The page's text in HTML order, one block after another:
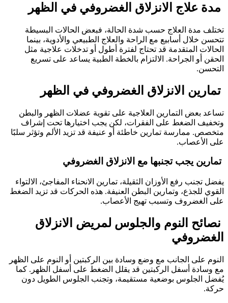
مدة علاج الانزلاق الغضروفي في الظهر
تختلف مدة العلاج حسب شدة الحالة، فبعض الحالات البسيطة
تتحسن خلال أسابيع مع الراحة والعلاج الطبيعي والأدوية، بينما
الحالات المتقدمة قد تحتاج لفترة أطول أو تدخلات علاجية مثل
الحقن أو الجراحة. الالتزام بالخطة الطبية يساعد على تسريع
التحسن.
تمارين الانزلاق الغضروفي في الظهر
تساعد بعض التمارين العلاجية على تقوية عضلات الظهر والبطن
وتخفيف الضغط على الفقرات، لكن يجب اختيارها تحت إشراف
متخصص. ممارسة تمارين خاطئة أو عنيفة قد تزيد الألم وتؤثر سلبًا
على الأعصاب.
تمارين يجب تجنبها مع الانزلاق الغضروفي
يفضل تجنب رفع الأوزان الثقيلة، تمارين الانحناء المفاجئ، الالتواء
القوي للجذع، وتمارين البطن العنيفة. هذه الحركات قد تزيد الضغط
على الغضروف وتسبب تهيج الأعصاب.
نصائح النوم والجلوس لمريض الانزلاق
الغضروفي
النوم على الجانب مع وضع وسادة بين الركبتين أو النوم على الظهر
مع وسادة أسفل الركبتين قد يقلل الضغط على أسفل الظهر. كما
يُفضل الجلوس بوضعية مستقيمة، وتجنب الجلوس الطويل دون
حركة.